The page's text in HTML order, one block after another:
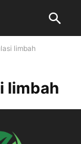
limbah
limbah